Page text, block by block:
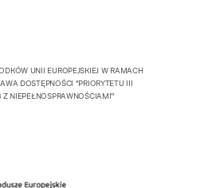
UNII EUROPEJSKIEJ W RAMACH
DOSTĘPNOŚCI "PRIORYTETU III
NIEPEŁNOSPRAWNOŚCIAMI”